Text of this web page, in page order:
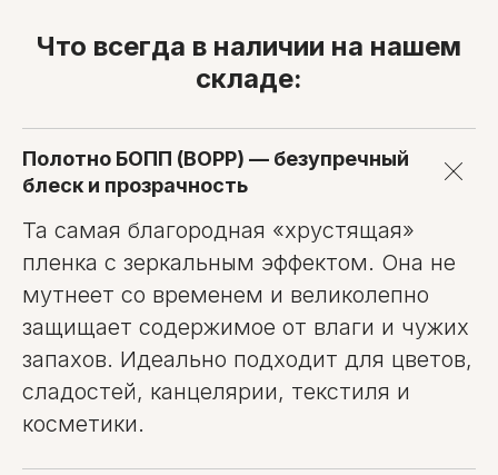
Что всегда в наличии на нашем
складе:
Полотно БОПП (BOPP) — безупречный
блеск и прозрачность
Та самая благородная «хрустящая»
пленка с зеркальным эффектом. Она не
мутнеет со временем и великолепно
защищает содержимое от влаги и чужих
запахов. Идеально подходит для цветов,
сладостей, канцелярии, текстиля и
косметики.